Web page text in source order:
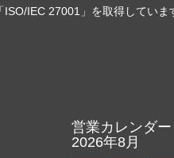
IEC 27001」を取得していま
営業カレンダー
2026年8月